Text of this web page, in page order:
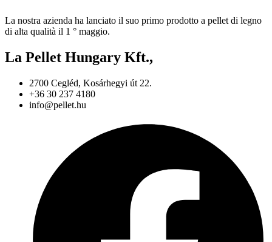
La nostra azienda ha lanciato il suo primo prodotto a pellet di legno
di alta qualità il 1 ° maggio.
La Pellet Hungary Kft.,
2700 Cegléd, Kosárhegyi út 22.
+36 30 237 4180
info@pellet.hu